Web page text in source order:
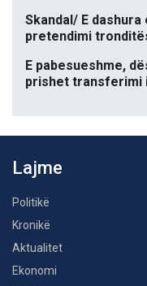
Skandal/ E dashura
pretendimi
E pabesueshme,
prishet transferimi
Lajme
Politikë
Kronikë
Aktualitet
Ekonomi